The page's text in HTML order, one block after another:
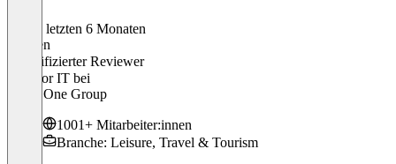
In den letzten 6 Monaten
Karsten
Verifizierter Reviewer
Director IT bei
Motel One Group
1001+ Mitarbeiter:innen
Branche: Leisure, Travel & Tourism